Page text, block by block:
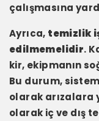
çalışmasına
Ayrıca, temizlik
edilmemelidir.
kir, ekipmanın
Bu durum,
olarak arızalara
olarak iç ve dış